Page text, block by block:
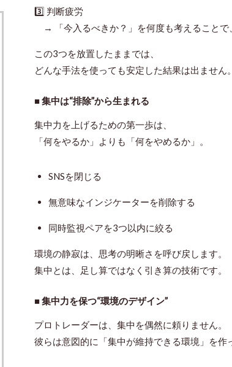
3️⃣ 判断疲労
→ 「今入るべきか？」を何度も考えることで
この3つを放置したままでは、
どんな手法を使っても安定した結果は出ません。
■ 集中は“排除”から生まれる
集中力を上げるための第一歩は、
「何をやるか」よりも「何をやめるか」
。
SNSを閉じる
無意味なインジケーターを削除する
同時監視ペアを3つ以内に絞る
環境の静寂は、思考の明晰さを呼び戻します。
集中とは、足し算ではなく 引き算の技術です。
■ 集中力を保つ“環境のデザイン”
プロトレーダーは、集中を偶然に頼りません。
彼らは意図的に「集中が維持できる環境」を作